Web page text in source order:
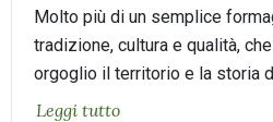
Molto più di un semplice
tradizione, cultura e qualità,
orgoglio il territorio e la storia
Leggi tutto